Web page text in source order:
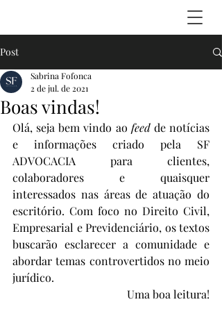
Post
Boas vindas!
Sabrina Fofonca
2 de jul. de 2021
Olá, seja bem vindo ao feed de notícias
e informações criado pela SF
ADVOCACIA para clientes,
colaboradores e quaisquer
interessados nas áreas de atuação do
escritório. Com foco no Direito Civil,
Empresarial e Previdenciário, os textos
buscarão esclarecer a comunidade e
abordar temas controvertidos no meio
jurídico.
Uma boa leitura!